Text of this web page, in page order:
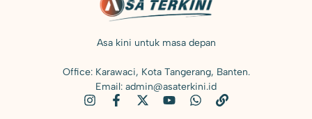
Asa kini untuk masa depan
Office: Karawaci, Kota Tangerang, Banten.
Email: admin@asaterkini.id